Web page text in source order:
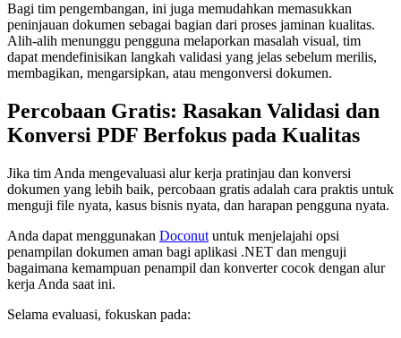
Bagi tim pengembangan, ini juga memudahkan memasukkan
peninjauan dokumen sebagai bagian dari proses jaminan kualitas.
Alih-alih menunggu pengguna melaporkan masalah visual, tim
dapat mendefinisikan langkah validasi yang jelas sebelum merilis,
membagikan, mengarsipkan, atau mengonversi dokumen.
Percobaan Gratis: Rasakan Validasi dan
Konversi PDF Berfokus pada Kualitas
Jika tim Anda mengevaluasi alur kerja pratinjau dan konversi
dokumen yang lebih baik, percobaan gratis adalah cara praktis untuk
menguji file nyata, kasus bisnis nyata, dan harapan pengguna nyata.
Anda dapat menggunakan Doconut untuk menjelajahi opsi
penampilan dokumen aman bagi aplikasi .NET dan menguji
bagaimana kemampuan penampil dan konverter cocok dengan alur
kerja Anda saat ini.
Selama evaluasi, fokuskan pada: